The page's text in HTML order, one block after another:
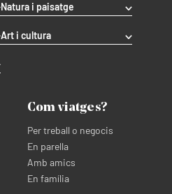
Natura i paisatge
Art i cultura
Com viatges?
Per treball o negocis
En parella
Amb amics
En família